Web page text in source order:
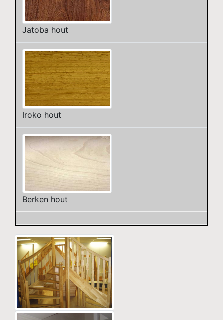
Jatoba hout
Iroko hout
Berken hout